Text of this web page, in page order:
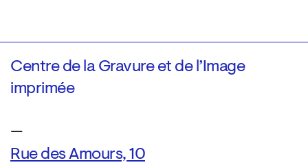
Centre de la Gravure et de l’Image
imprimée
—
Rue des Amours, 10